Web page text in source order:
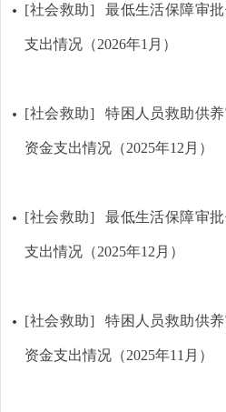
[社会救助] 最低生活保障审
支出情况（2026年1月）
[社会救助] 特困人员救助供
资金支出情况（2025年12月）
[社会救助] 最低生活保障审
支出情况（2025年12月）
[社会救助] 特困人员救助供
资金支出情况（2025年11月）